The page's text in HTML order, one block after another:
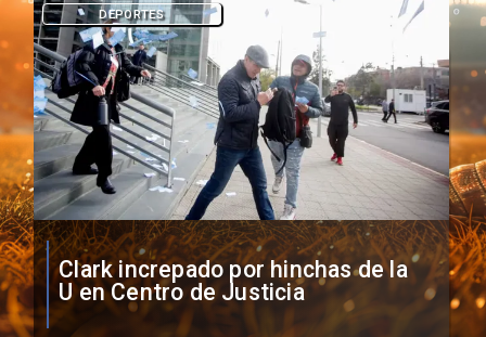
Vozinha firma contrato con Colo
Colo como nuevo arquero
DEPORTES